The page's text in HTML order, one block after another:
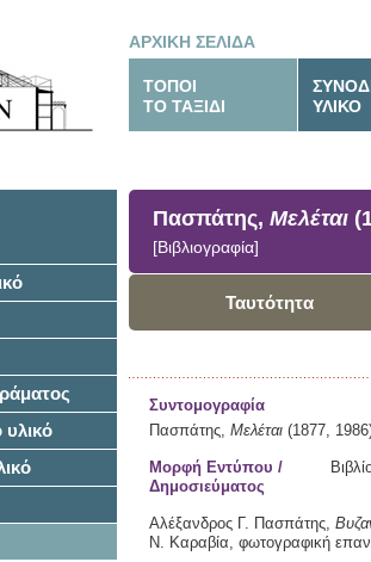
ΑΡΧΙΚΗ ΣΕΛΙΔΑ
ΤΟΠΟΙ
ΤΟ ΤΑΞΙΔΙ
ΥΛΙΚΟ
υλικό
Πασπάτης, Μελέται
[Βιβλιογραφία]
Ταυτότητα
Συντομογραφία
Πασπάτης, Μελέται (1877,
Μορφή Εντύπου /
Δημοσιεύματος
Αλέξανδρος Γ. Πασπάτης,
Ν. Καραβία, φωτογραφική